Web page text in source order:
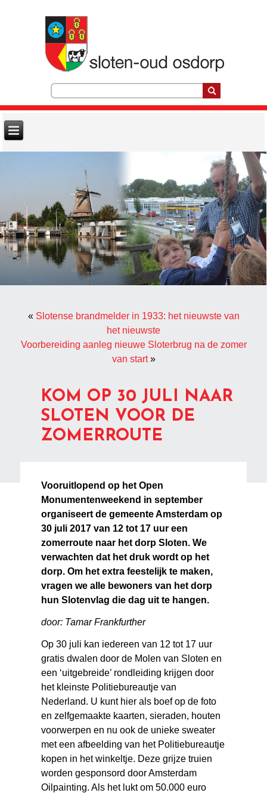
« Slotense brandmelder in 1933: het nieuwste van
het nieuwste
Voorbereiding aanleg nieuwe Sloterbrug na de zomer
van start»
KOM OP 30 JULI NAAR
SLOTEN VOOR DE
ZOMERROUTE
Vooruitlopend op het Open
Monumentenweekend in september
organiseert de gemeente Amsterdam op
30 juli 2017 van 12 tot 17 uur een
zomerroute naar het dorp Sloten. We
verwachten dat het druk wordt op het
dorp. Om het extra feestelijk te maken,
vragen we alle bewoners van het dorp
hun Slotenvlag die dag uit te hangen.
door: Tamar Frankfurther
Op 30 juli kan iedereen van 12 tot 17 uur
gratis dwalen door de Molen van Sloten en
een ‘uitgebreide’ rondleiding krijgen door
het kleinste Politiebureautje van
Nederland. U kunt hier als boef op de foto
en zelfgemaakte kaarten, sieraden, houten
voorwerpen en nu ook de unieke sweater
met een afbeelding van het Politiebureautje
kopen in het winkeltje. Deze grijze truien
worden gesponsord door Amsterdam
Oilpainting. Als het lukt om 50.000 euro